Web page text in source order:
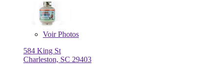
VoirPhotos
584 King St
Charleston, SC 29403